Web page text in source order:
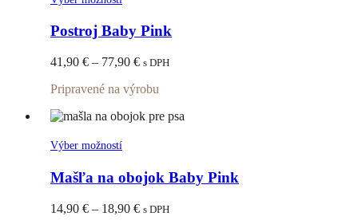
má
viacero
variantov.
Možnosti
si
môžete
vybrať
na
stránke
Postroj Baby Pink
41,90 € – 77,90 €Price
41,90 €
77,90 €
s DPH
Pripravené na výrobu
Výber možnostíTento
má
viacero
variantov.
Možnosti
Mašľa na obojok Baby Pink
14,90 € – 18,90 €Price
s DPH